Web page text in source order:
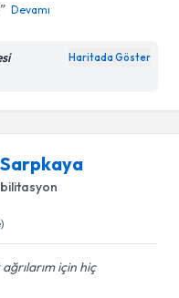
Devamı
Haritada Göster
için hiç